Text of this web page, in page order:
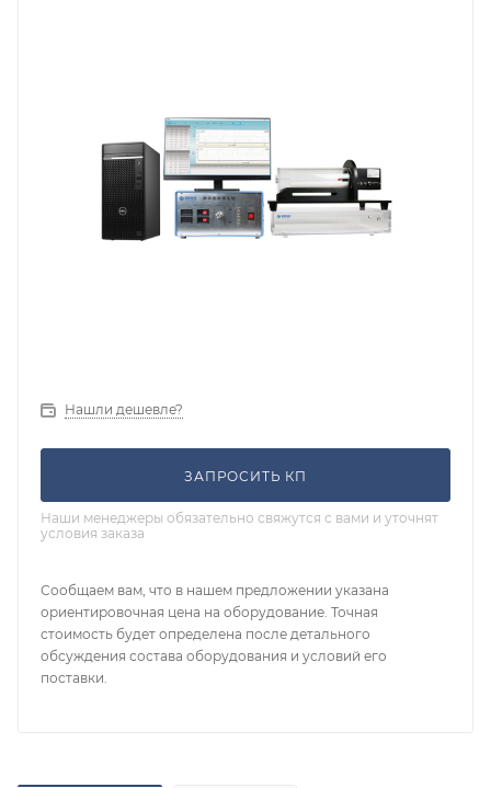
Нашли дешевле?
ЗАПРОСИТЬ КП
Наши менеджеры обязательно свяжутся с вами и уточнят
условия заказа
Сообщаем вам, что в нашем предложении указана
ориентировочная цена на оборудование. Точная
стоимость будет определена после детального
обсуждения состава оборудования и условий его
поставки.